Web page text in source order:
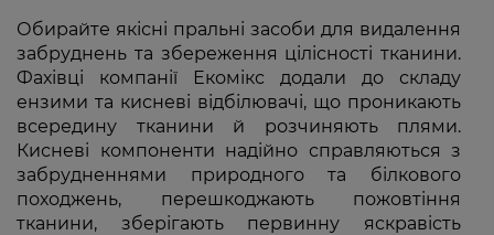
Обирайте якісні пральні засоби для видалення
забруднень та збереження цілісності тканини.
Фахівці компанії Екомікс додали до складу
ензими та кисневі відбілювачі, що проникають
всередину тканини й розчиняють плями.
Кисневі компоненти надійно справляються з
забрудненнями природного та білкового
походжень, перешкоджають пожовтіння
тканини, зберігають первинну яскравість